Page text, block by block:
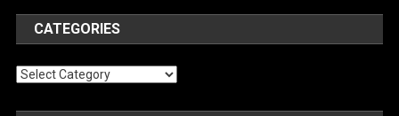
CATEGORIES
Categories